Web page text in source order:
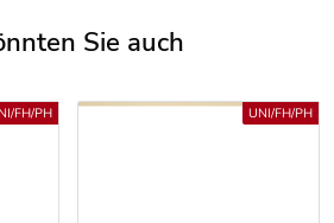
Sie auch
FH/PH UNI/FH/PH